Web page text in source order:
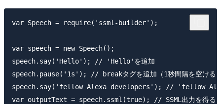
var Speech = require('ssml-builder');
var speech = new Speech();
speech.say('Hello'); // 'Hello'を追加
speech.pause('1s'); // breakタグを追加（1秒間隔を空ける
speech.say('fellow Alexa developers'); // 'fellow
var outputText = speech.ssml(true); // SSML出力を得る（